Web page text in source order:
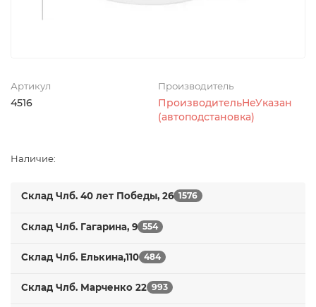
Артикул
4516
Производитель
ПроизводительНеУказан
(автоподстановка)
Наличие:
Склад Члб. 40 лет Победы, 26 1576
Склад Члб. Гагарина, 9 554
Склад Члб. Елькина,110 484
Склад Члб. Марченко 22 993